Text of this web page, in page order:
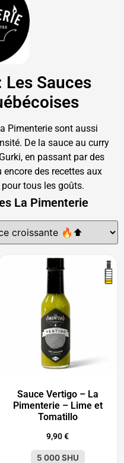
Les Sauces
Pimenterie sont aussi
De la sauce au curry
en passant par des
des recettes aux
tous les goûts.
La Pimenterie
Sauce Vertigo – La
Pimenterie – Lime et
Tomatillo
9,90€
5 000 SHU